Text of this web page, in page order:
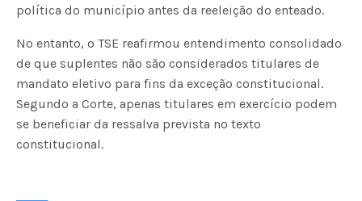
política do município antes da reeleição do enteado.
No entanto, o TSE reafirmou entendimento consolidado
de que suplentes não são considerados titulares de
mandato eletivo para fins da exceção constitucional.
Segundo a Corte, apenas titulares em exercício podem
se beneficiar da ressalva prevista no texto
constitucional.